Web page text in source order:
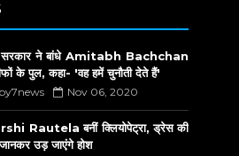
सरकार ने बांधे Amitabh Bachchan
के पुल, कहा- 'वह हमें चुनौती देते हैं'
Nov 06, 2020
Rautela बनीं क्लियोपेट्रा, ड्रेस की
उड़ जाएंगे होश